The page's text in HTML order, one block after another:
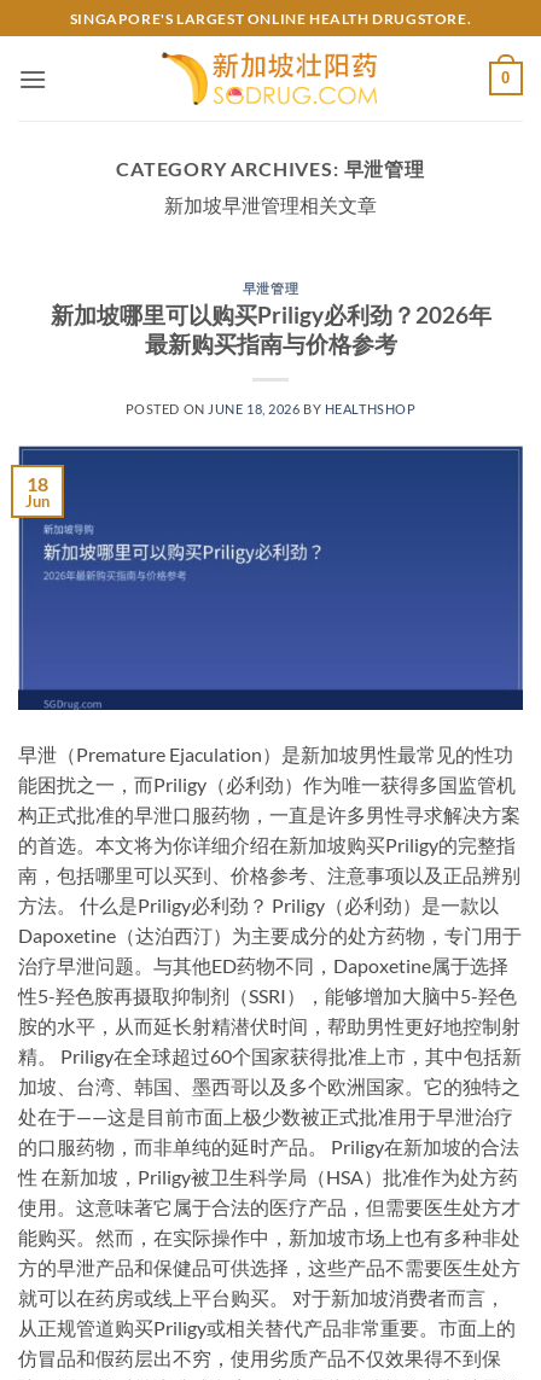
to
content
SINGAPORE'S LARGEST ONLINE HEALTH DRUGSTORE.
0
CATEGORY ARCHIVES: 早泄管理
新加坡早泄管理相关文章
早泄管理
新加坡哪里可以购买Priligy必利劲？2026年
最新购买指南与价格参考
POSTED ON JUNE 18, 2026 BY HEALTHSHOP
18
Jun
早泄（Premature Ejaculation）是新加坡男性最常见的性功
能困扰之一，而Priligy（必利劲）作为唯一获得多国监管机
构正式批准的早泄口服药物，一直是许多男性寻求解决方案
的首选。本文将为你详细介绍在新加坡购买Priligy的完整指
南，包括哪里可以买到、价格参考、注意事项以及正品辨别
方法。 什么是Priligy必利劲？ Priligy（必利劲）是一款以
Dapoxetine（达泊西汀）为主要成分的处方药物，专门用于
治疗早泄问题。与其他ED药物不同，Dapoxetine属于选择
性5-羟色胺再摄取抑制剂（SSRI），能够增加大脑中5-羟色
胺的水平，从而延长射精潜伏时间，帮助男性更好地控制射
精。 Priligy在全球超过60个国家获得批准上市，其中包括新
加坡、台湾、韩国、墨西哥以及多个欧洲国家。它的独特之
处在于——这是目前市面上极少数被正式批准用于早泄治疗
的口服药物，而非单纯的延时产品。 Priligy在新加坡的合法
性 在新加坡，Priligy被卫生科学局（HSA）批准作为处方药
使用。这意味著它属于合法的医疗产品，但需要医生处方才
能购买。然而，在实际操作中，新加坡市场上也有多种非处
方的早泄产品和保健品可供选择，这些产品不需要医生处方
就可以在药房或线上平台购买。 对于新加坡消费者而言，
从正规管道购买Priligy或相关替代产品非常重要。市面上的
仿冒品和假药层出不穷，使用劣质产品不仅效果得不到保